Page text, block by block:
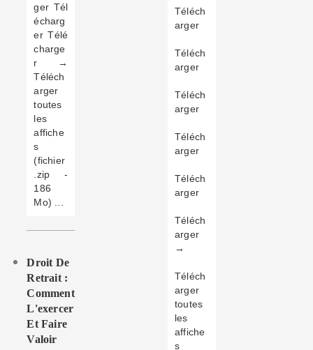
ger Tél
écharg
er Télé
charge
r →
Téléch
arger
toutes
les
affiche
s
(fichier
.zip -
186
Mo) ...
Droit De
Retrait :
Comment
L'exercer
Et Faire
Valoir
Téléch
arger
Téléch
arger
Téléch
arger
Téléch
arger
Téléch
arger
Téléch
arger
→
Téléch
arger
toutes
les
affiche
s